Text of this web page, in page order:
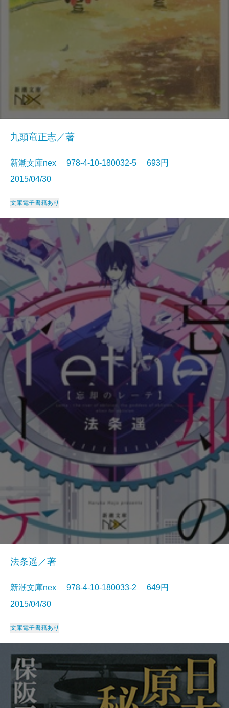
九頭竜正志／著
新潮文庫nex 978-4-10-180032-5 693円
2015/04/30
文庫電子書籍あり
法条遥／著
新潮文庫nex 978-4-10-180033-2 649円
2015/04/30
文庫電子書籍あり